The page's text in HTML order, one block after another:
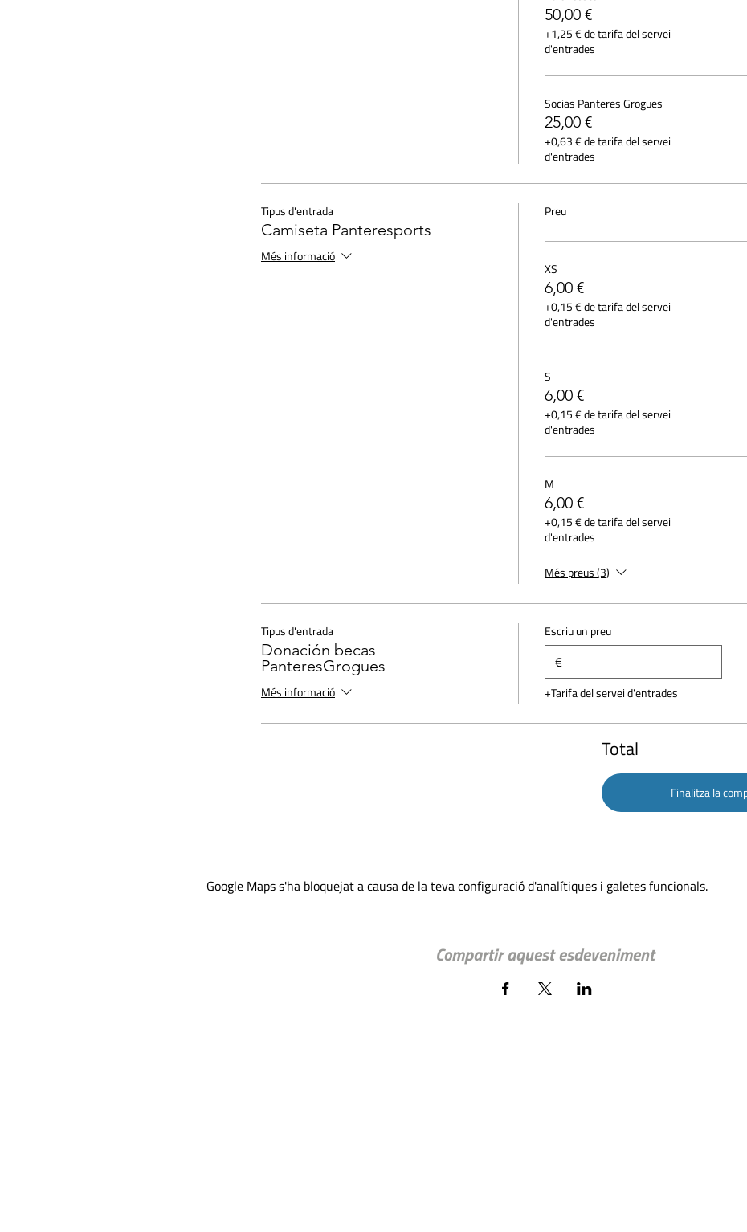
50,00 €
+1,25 € de tarifa del servei
d'entrades
Socias Panteres Grogues
25,00 €
+0,63 € de tarifa del servei
d'entrades
Tipus d'entrada
Camiseta Panteresports
Més informació
Preu
XS
6,00 €
+0,15 € de tarifa del servei
d'entrades
S
6,00 €
+0,15 € de tarifa del servei
d'entrades
M
6,00 €
+0,15 € de tarifa del servei
d'entrades
Més preus (3)
Tipus d'entrada
Donación becas
PanteresGrogues
Més informació
Escriu un preu
€
+Tarifa del servei d'entrades
Total
Finalitza la
Google Maps s'ha bloquejat a causa de la teva configuració d'analítiques i galetes funcionals.
Compartir aquest esdeveniment